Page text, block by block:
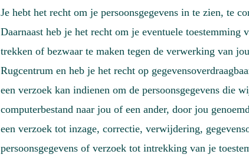
Je hebt het recht om je persoonsgegevens in te zien, te
Daarnaast heb je het recht om je eventuele toestemming
trekken of bezwaar te maken tegen de verwerking van
Rugcentrum en heb je het recht op
een verzoek kan indienen om de persoonsgegevens die
computerbestand naar jou of een ander, door jou
een verzoek tot inzage, correctie, verwijdering,
persoonsgegevens of verzoek tot intrekking van je